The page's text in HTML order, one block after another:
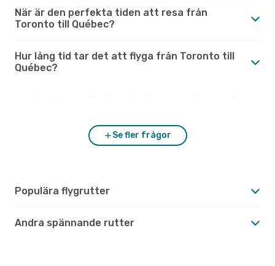
När är den perfekta tiden att resa från
Toronto till Québec?
Hur lång tid tar det att flyga från Toronto till
Québec?
Se fler frågor
Populära flygrutter
Andra spännande rutter